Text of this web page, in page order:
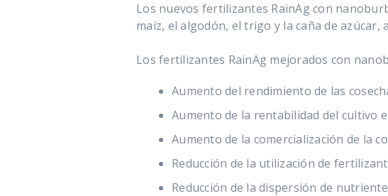
Los nuevos fertilizantes RainAg con
maíz, el algodón, el trigo y la caña de
Los fertilizantes RainAg mejorados con
Aumento del rendimiento de las
Aumento de la rentabilidad del cultivo
Aumento de la comercialización de la
Reducción de la utilización de
Reducción de la dispersión de